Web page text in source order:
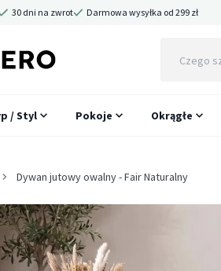
30 dni na zwrot Darmowa wysyłka od 299 zł
/ Styl Pokoje Okrągłe
Dywan jutowy owalny - Fair Naturalny